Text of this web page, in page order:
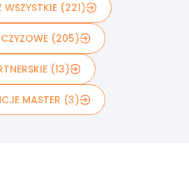
WSZYSTKIE (221)
(205)
(13)
MASTER (3)